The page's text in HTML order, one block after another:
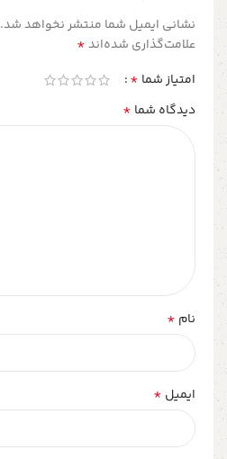
نشانی ایمیل شما منتشر نخواهد شد.
علامت‌گذاری شده‌اند*
امتیاز شما *
دیدگاه شما *
نام *
ایمیل *